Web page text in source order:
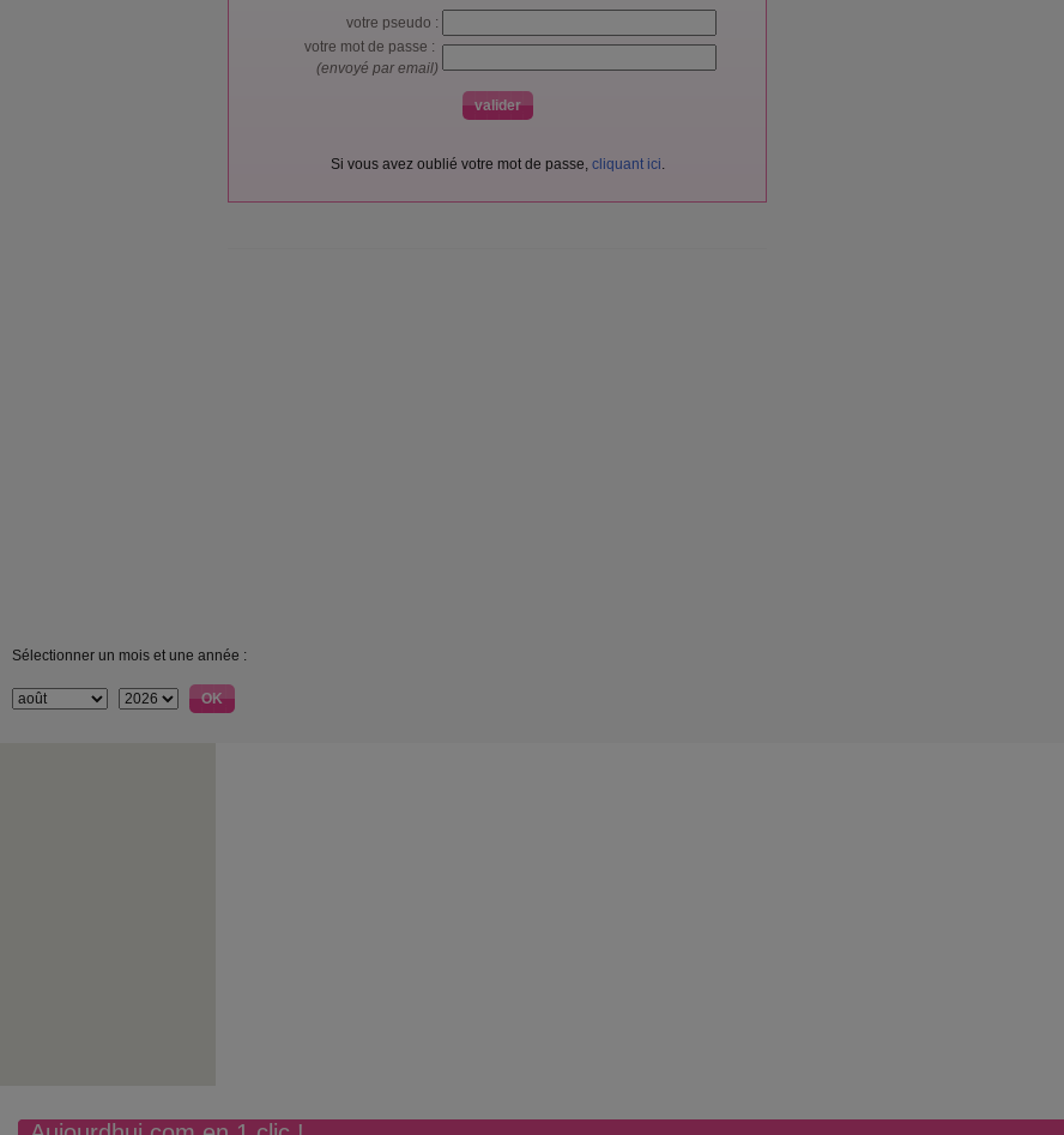
votre pseudo :
votre mot de passe :
(envoyé par email)
Si vous avez oublié votre mot de passe, cliquant ici.
Sélectionner un mois et une année :